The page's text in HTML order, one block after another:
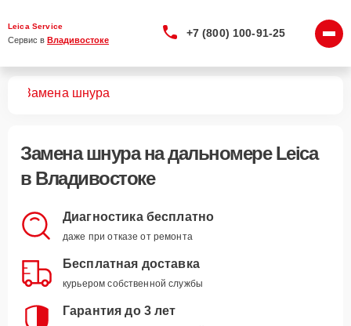
Leica Service
Сервис в Владивостоке
+7 (800) 100-91-25
Замена шнура
Замена шнурана дальномере Leica
в Владивостоке
Диагностика бесплатно
даже при отказе от ремонта
Бесплатная доставка
курьером собственной службы
Гарантия до 3 лет